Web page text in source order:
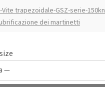
Vite trapezoidale-GSZ-serie-150kn
dei martinetti